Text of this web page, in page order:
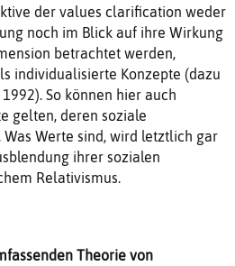
der values clarification weder
noch im Blick auf ihre Wirkung
betrachtet werden,
individualisierte Konzepte (dazu
So können hier auch
gelten, deren soziale
Werte sind, wird letztlich gar
ihrer sozialen
Relativismus.
Theorie von